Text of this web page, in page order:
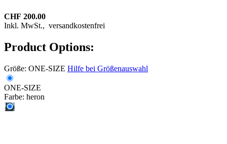
CHF 200.00
Inkl. MwSt., versandkostenfrei
Product Options:
Größe: ONE-SIZE Hilfe bei Größenauswahl
ONE-SIZE
Farbe: heron